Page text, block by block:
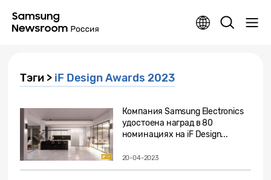
Тэги > iF Design Awards 2023
Компания Samsung Electronics
удостоена наград в 80
номинациях на iF Design...
20-04-2023